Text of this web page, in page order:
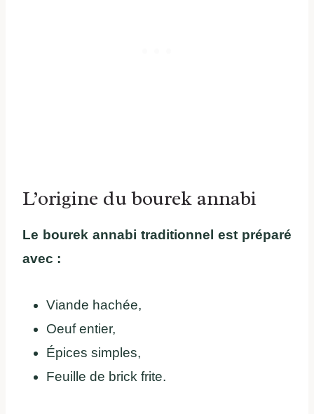
L’origine du bourek annabi
Le bourek annabi traditionnel est préparé
avec :
Viande hachée,
Oeuf entier,
Épices simples,
Feuille de brick frite.